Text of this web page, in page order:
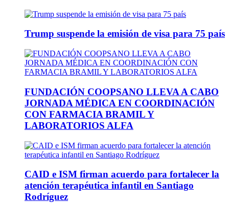
Trump suspende la emisión de visa para 75 país
FUNDACIÓN COOPSANO LLEVA A CABO
JORNADA MÉDICA EN COORDINACIÓN
CON FARMACIA BRAMIL Y
LABORATORIOS ALFA
CAID e ISM firman acuerdo para fortalecer la
atención terapéutica infantil en Santiago
Rodríguez